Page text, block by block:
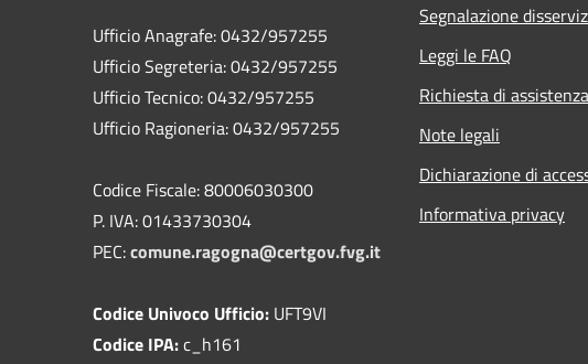
Ufficio Anagrafe: 0432/957255
Ufficio Segreteria: 0432/957255
Ufficio Tecnico: 0432/957255
Ufficio Ragioneria: 0432/957255
Codice Fiscale: 80006030300
P. IVA: 01433730304
PEC:comune.ragogna@certgov.fvg.it
Codice Univoco Ufficio: UFT9VI
Codice IPA:c_h161
Segnalazione
Leggi le FAQ
Richiesta di assistenza
Note legali
Dichiarazione di
Informativa privacy